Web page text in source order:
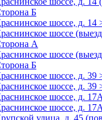
Б
шоссе, д. 14
шоссе
А
шоссе
Б
шоссе, д. 39
шоссе, д. 39
шоссе, д.
шоссе, д.
улица, д. 45